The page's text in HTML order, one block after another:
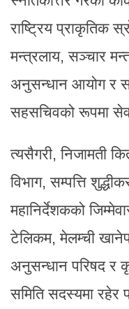
राष्ट्रिय प्राकृतिक
मन्त्रलाय, सञ्चार
अनुसन्धान आयोग र
सहसचिवको रूपमा
त्यसैगरी, निजामती
विभाग, सम्पत्ति
महानिर्देशकको
टेलिकम, मेलम्ची
अनुसन्धान परिषद र
समिति सदस्यमा रहेर